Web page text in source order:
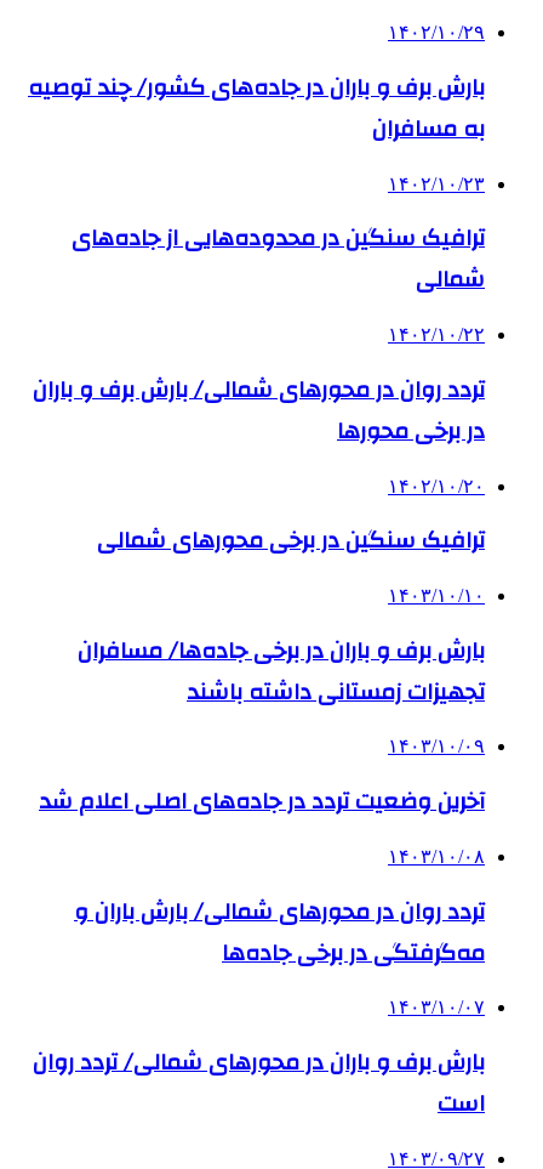
۱۴۰۲/۱۰/۲۹
بارش برف و باران در جاده‌های کشور/ چند توصیه
به مسافران
۱۴۰۲/۱۰/۲۳
ترافیک سنگین در محدوده‌هایی از جاده‌های
شمالی
۱۴۰۲/۱۰/۲۲
تردد روان در محورهای شمالی/ بارش برف و باران
در برخی محورها
۱۴۰۲/۱۰/۲۰
ترافیک سنگین در برخی محورهای شمالی
۱۴۰۳/۱۰/۱۰
بارش برف و باران در برخی جاده‌ها/ مسافران
تجهیزات زمستانی داشته باشند
۱۴۰۳/۱۰/۰۹
آخرین وضعیت تردد در جاده‌های اصلی اعلام شد
۱۴۰۳/۱۰/۰۸
تردد روان در محورهای شمالی/ بارش باران و
مه‌گرفتگی در برخی جاده‌ها
۱۴۰۳/۱۰/۰۷
بارش برف و باران در محورهای شمالی/ تردد روان
است
۱۴۰۳/۰۹/۲۷